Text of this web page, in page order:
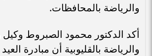
والرياضة بالمحافظات.
أكد الدكتور محمود الصبروط وكيل
والرياضة بالقليوبية أن مبادرة